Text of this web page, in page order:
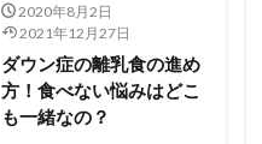
2020年8月2日
2021年12月27日
ダウン症の離乳食の進め
方！食べない悩みはどこ
も一緒なの？